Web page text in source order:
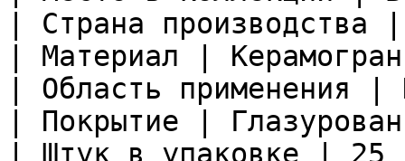
| Страна
| Материал |
| Область применения
| Покрытие |
| Штук в упаковке |